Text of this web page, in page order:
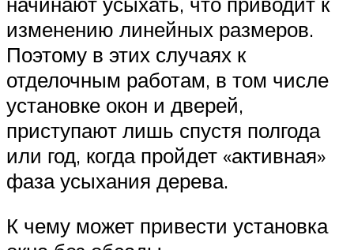
изменению линейных размеров.
Поэтому в этих случаях к
отделочным работам, в том числе
установке окон и дверей,
приступают лишь спустя полгода
или год, когда пройдет «активная»
фаза усыхания дерева.
К чему может привести установка